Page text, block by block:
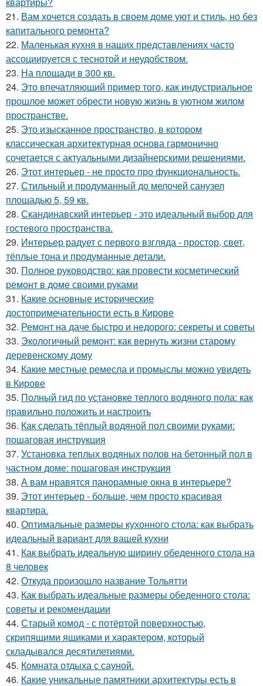
21. Вам хочется создать в своем доме уют и стиль, но без
капитального ремонта?
22. Маленькая кухня в наших представлениях часто
ассоциируется с теснотой и неудобством.
23. На площади в 300 кв.
24. Это впечатляющий пример того, как индустриальное
прошлое может обрести новую жизнь в уютном жилом
пространстве.
25. Это изысканное пространство, в котором
классическая архитектурная основа гармонично
сочетается с актуальными дизайнерскими решениями.
26. Этот интерьер - не просто про функциональность.
27. Стильный и продуманный до мелочей санузел
площадью 5, 59 кв.
28. Скандинавский интерьер - это идеальный выбор для
гостевого пространства.
29. Интерьер радует с первого взгляда - простор, свет,
тёплые тона и продуманные детали.
30. Полное руководство: как провести косметический
ремонт в доме своими руками
31. Какие основные исторические
достопримечательности есть в Кирове
32. Ремонт на даче быстро и недорого: секреты и советы
33. Экологичный ремонт: как вернуть жизни старому
деревенскому дому
34. Какие местные ремесла и промыслы можно увидеть
в Кирове
35. Полный гид по установке теплого водяного пола: как
правильно положить и настроить
36. Как сделать тёплый водяной пол своими руками:
пошаговая инструкция
37. Установка теплых водяных полов на бетонный пол в
частном доме: пошаговая инструкция
38. А вам нравятся панорамные окна в интерьере?
39. Этот интерьер - больше, чем просто красивая
квартира.
40. Оптимальные размеры кухонного стола: как выбрать
идеальный вариант для вашей кухни
41. Как выбрать идеальную ширину обеденного стола на
8 человек
42. Откуда произошло название Тольятти
43. Как выбрать идеальные размеры обеденного стола:
советы и рекомендации
44. Старый комод - с потёртой поверхностью,
скрипящими ящиками и характером, который
складывался десятилетиями.
45. Комната отдыха с сауной.
46. Какие уникальные памятники архитектуры есть в